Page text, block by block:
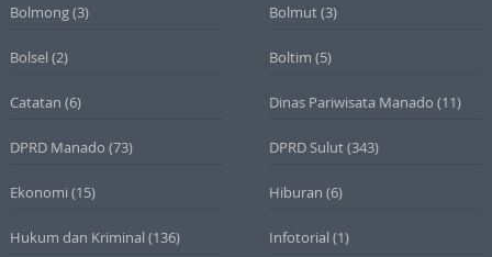
Bolmong(3) Bolmut(3)
Bolsel (2) Boltim (5)
Catatan (6) Dinas Pariwisata Manado (11)
DPRD Manado (73) DPRD Sulut(343)
Ekonomi (15) Hiburan (6)
Hukum dan Kriminal (136) Infotorial (1)